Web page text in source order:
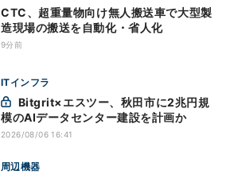
CTC、超重量物向け無人搬送車で大型製
造現場の搬送を自動化・省人化
9分前
ITインフラ
模のAIデータセンター建設を計画か
2026/08/06 16:41
周辺機器